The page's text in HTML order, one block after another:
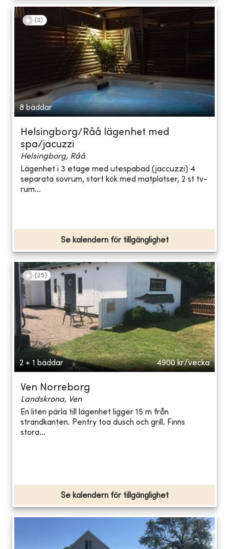
(2)
8 bäddar
Helsingborg/Råå lägenhet med
spa/jacuzzi
Helsingborg, Råå
Lägenhet i 3 etage med utespabad (jaccuzzi) 4
separata sovrum, stort kök med matplatser, 2 st tv-
rum...
Se kalendern för tillgänglighet
(25)
2 + 1 bäddar 4900 kr/vecka
Ven Norreborg
Landskrona, Ven
En liten pärla till lägenhet ligger 15 m från
strandkanten. Pentry toa dusch och grill. Finns
stora...
Se kalendern för tillgänglighet